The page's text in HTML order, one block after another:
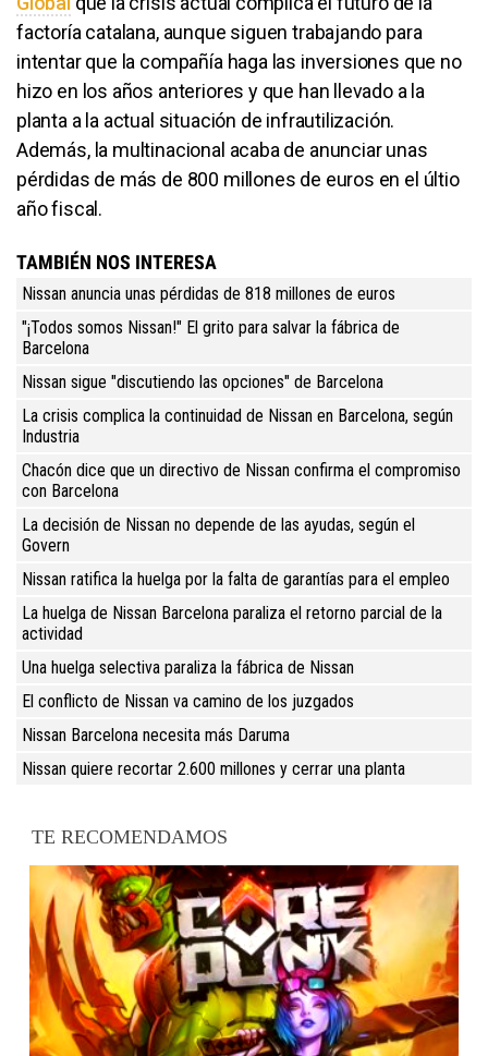
factoría catalana, aunque siguen trabajando para
intentar que la compañía haga las inversiones que no
hizo en los años anteriores y que han llevado a la
planta a la actual situación de infrautilización.
Además, la multinacional acaba de anunciar unas
pérdidas de más de 800 millones de euros en el últio
año fiscal.
TAMBIÉN NOS INTERESA
Nissan anuncia unas pérdidas de 818 millones de euros
"¡Todos somos Nissan!" El grito para salvar la fábrica de
Barcelona
Nissan sigue "discutiendo las opciones" de Barcelona
La crisis complica la continuidad de Nissan en Barcelona, según
Industria
Chacón dice que un directivo de Nissan confirma el compromiso
con Barcelona
La decisión de Nissan no depende de las ayudas, según el
Govern
Nissan ratifica la huelga por la falta de garantías para el empleo
La huelga de Nissan Barcelona paraliza el retorno parcial de la
actividad
Una huelga selectiva paraliza la fábrica de Nissan
El conflicto de Nissan va camino de los juzgados
Nissan Barcelona necesita más Daruma
Nissan quiere recortar 2.600 millones y cerrar una planta
TE RECOMENDAMOS